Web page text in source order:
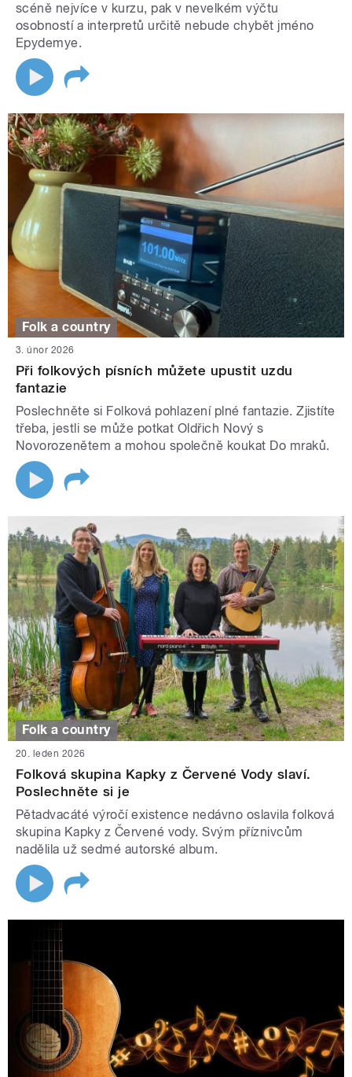
scéně nejvíce v kurzu, pak v nevelkém výčtu
osobností a interpretů určitě nebude chybět jméno
Epydemye.
Folk a country
3. únor 2026
Při folkových písních můžete upustit uzdu
fantazie
Poslechněte si Folková pohlazení plné fantazie. Zjistíte
třeba, jestli se může potkat Oldřich Nový s
Novorozenětem a mohou společně koukat Do mraků.
Folk a country
20. leden 2026
Folková skupina Kapky z Červené Vody slaví.
Poslechněte si je
Pětadvacáté výročí existence nedávno oslavila folková
skupina Kapky z Červené vody. Svým příznivcům
nadělila už sedmé autorské album.